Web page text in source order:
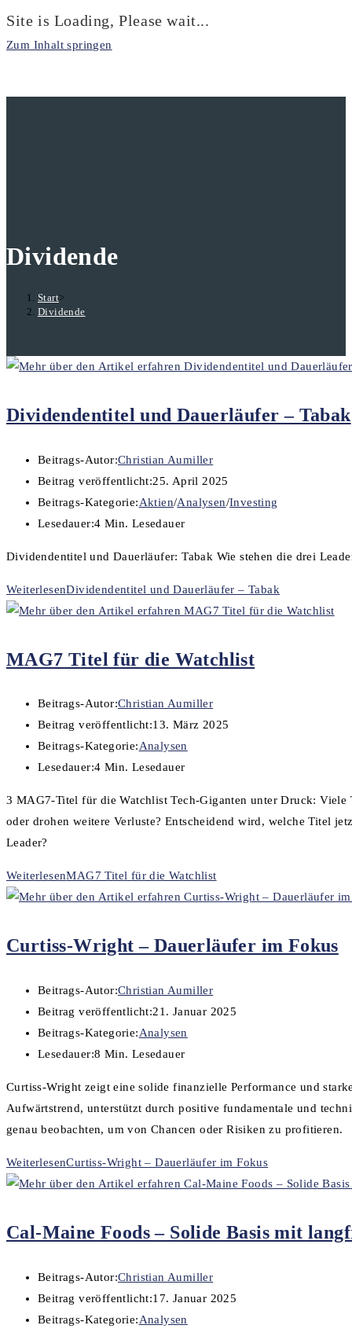
Site is Loading, Please wait...
Zum Inhalt springen
Dividende
Start>
Dividende
Dividendentitel und Dauerläufer – Tabak
Beitrags-Autor:Christian Aumiller
Beitrag veröffentlicht:25. April 2025
Beitrags-Kategorie:Aktien/Analysen/Investing
Lesedauer:4 Min. Lesedauer
Dividendentitel und Dauerläufer: Tabak Wie stehen die drei
WeiterlesenDividendentitel und Dauerläufer – Tabak
MAG7 Titel für die Watchlist
Beitrags-Autor:Christian Aumiller
Beitrag veröffentlicht:13. März 2025
Beitrags-Kategorie:Analysen
Lesedauer:4 Min. Lesedauer
3 MAG7-Titel für die Watchlist Tech-Giganten unter Druck:
oder drohen weitere Verluste? Entscheidend wird, welche Titel
Leader?
WeiterlesenMAG7 Titel für die Watchlist
Curtiss-Wright – Dauerläufer im Fokus
Beitrags-Autor:Christian Aumiller
Beitrag veröffentlicht:21. Januar 2025
Beitrags-Kategorie:Analysen
Lesedauer:8 Min. Lesedauer
Curtiss-Wright zeigt eine solide finanzielle Performance und
Aufwärtstrend, unterstützt durch positive fundamentale und
genau beobachten, um von Chancen oder Risiken zu profitieren.
WeiterlesenCurtiss-Wright – Dauerläufer im Fokus
Cal-Maine Foods – Solide Basis mit
Beitrags-Autor:Christian Aumiller
Beitrag veröffentlicht:17. Januar 2025
Beitrags-Kategorie:Analysen